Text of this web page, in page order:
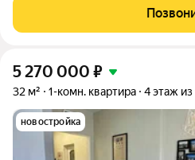
Квартира тёплая и светлая, окна
Полы с подогревом.
5 270 000 ₽
32 м² 1-комн. квартира 4 этаж из
новостройка